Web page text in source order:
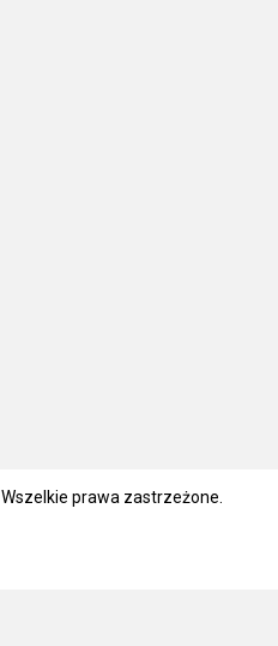
. Wszelkie prawa zastrzeżone.